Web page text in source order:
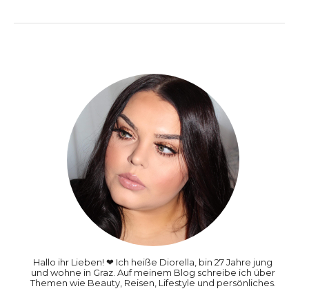
Hallo ihr Lieben! ❤ Ich heiße Diorella, bin 27 Jahre jung
und wohne in Graz. Auf meinem Blog schreibe ich über
Themen wie Beauty, Reisen, Lifestyle und persönliches.